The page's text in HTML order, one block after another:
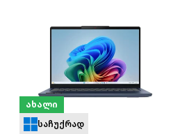
ახალი
საჩუქრად